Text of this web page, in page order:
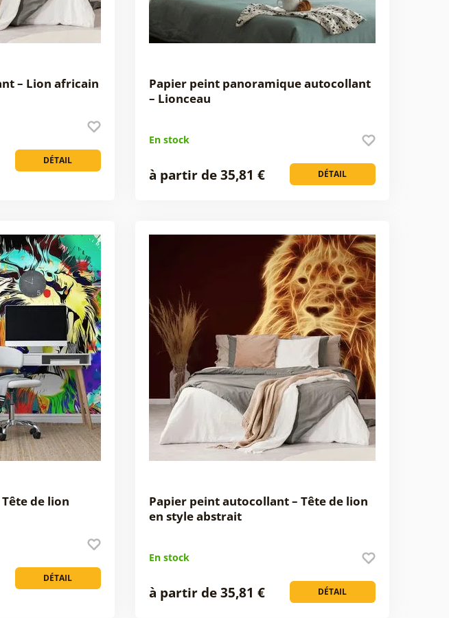
– Lion africain
DÉTAIL
Papier peint panoramique autocollant
– Lionceau
En stock
DÉTAIL
à partir de 35,81 €
de lion
DÉTAIL
Papier peint autocollant – Tête de lion
en style abstrait
En stock
DÉTAIL
à partir de 35,81 €